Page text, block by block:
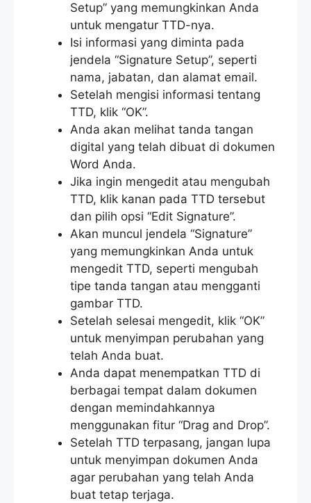
Setup” yang memungkinkan Anda
untuk mengatur TTD-nya.
Isi informasi yang diminta pada
jendela “Signature Setup”, seperti
nama, jabatan, dan alamat email.
Setelah mengisi informasi tentang
TTD, klik “OK”.
Anda akan melihat tanda tangan
digital yang telah dibuat di dokumen
Word Anda.
Jika ingin mengedit atau mengubah
TTD, klik kanan pada TTD tersebut
dan pilih opsi “Edit Signature”.
Akan muncul jendela “Signature”
yang memungkinkan Anda untuk
mengedit TTD, seperti mengubah
tipe tanda tangan atau mengganti
gambar TTD.
Setelah selesai mengedit, klik “OK”
untuk menyimpan perubahan yang
telah Anda buat.
Anda dapat menempatkan TTD di
berbagai tempat dalam dokumen
dengan memindahkannya
menggunakan fitur “Drag and Drop”.
Setelah TTD terpasang, jangan lupa
untuk menyimpan dokumen Anda
agar perubahan yang telah Anda
buat tetap terjaga.